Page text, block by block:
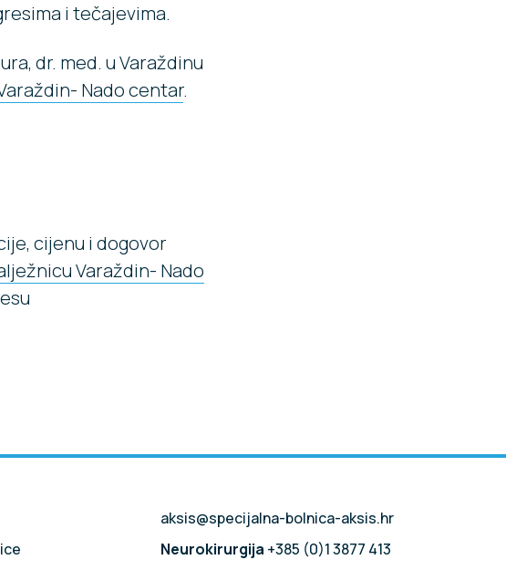
i tečajevima.
dr. med. u Varaždinu
Nado centar.
cijenu i dogovor
Varaždin- Nado
aksis@specijalna-bolnica-aksis.hr
Neurokirurgija +385 (0)1 3877 413